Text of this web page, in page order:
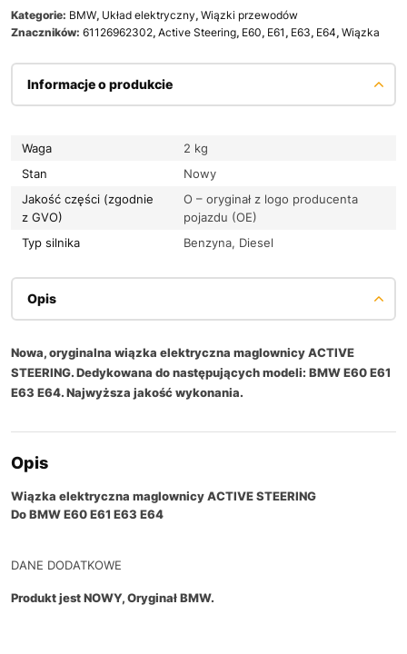
Kategorie: BMW, Układ elektryczny, Wiązki przewodów
Znaczników: 61126962302, Active Steering, E60, E61 , E63, E64, Wiązka
Informacje o produkcie
Waga
2 kg
Stan
Nowy
Jakość części (zgodnie
z GVO)
O – oryginał z logo producenta
pojazdu (OE)
Typ silnika
Benzyna, Diesel
Opis
Nowa, oryginalna wiązka elektryczna maglownicy ACTIVE
STEERING. Dedykowana do następujących modeli: BMW E60 E61
E63 E64. Najwyższa jakość wykonania.
Opis
Wiązka elektryczna maglownicy ACTIVE STEERING
Do BMW E60 E61 E63 E64
DANE DODATKOWE
Produkt jest NOWY, Oryginał BMW.